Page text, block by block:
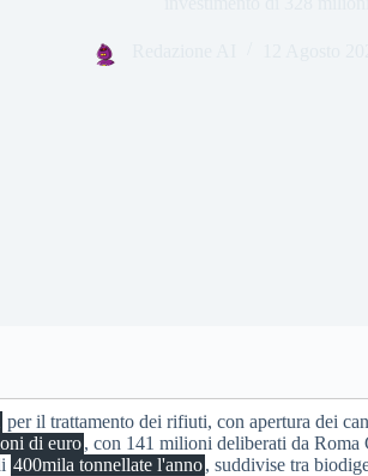
per il trattamento dei rifiuti, con apertura dei
di euro, con 141 milioni deliberati da
400mila tonnellate l'anno, suddivise tra